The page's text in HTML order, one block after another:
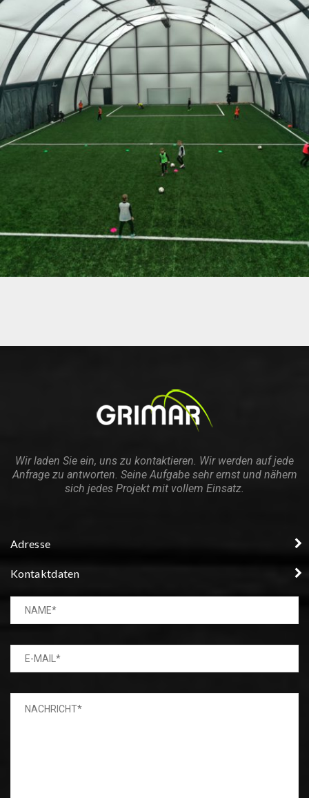
01-2018 / TRAGLUFTHALLE IN KĘTY
02 - BOGENHALLEN UND ZELTHALLEN, 04 - SPORT-OBERFLÄCHEN
Wir laden Sie ein, uns zu kontaktieren. Wir werden auf jede
Anfrage zu antworten. Seine Aufgabe sehr ernst und nähern
sich jedes Projekt mit vollem Einsatz.
Adresse
Kontaktdaten